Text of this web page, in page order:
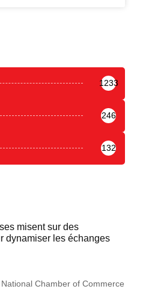
1233
246
132
misent sur des
dynamiser les échanges
Chamber of Commerce